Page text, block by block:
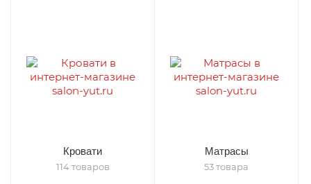
Кровати
114 товаров
Матрасы
53 товара